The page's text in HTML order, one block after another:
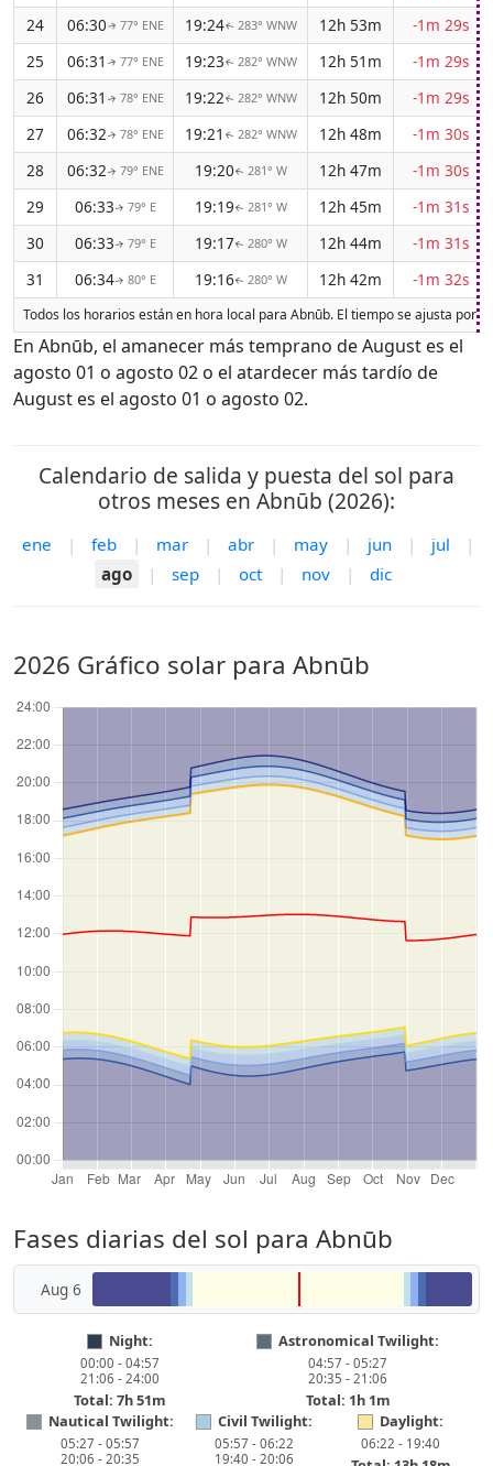
24
06:30↑ 77° ENE 19:24↑ 283° WNW 12h 53m
-1m 29s
25
06:31 ↑ 77° ENE 19:23↑ 282° WNW 12h 51m
-1m 29s
26
06:31 ↑ 78° ENE 19:22↑ 282° WNW 12h 50m
-1m 29s
27
06:32↑ 78° ENE 19:21 ↑ 282° WNW 12h 48m
-1m 30s
28
06:32↑ 79° ENE 19:20↑ 281° W 12h 47m
-1m 30s
29
06:33↑ 79° E 19:19↑ 281° W 12h 45m
-1m 31s
30
06:33↑ 79° E 19:17↑ 280° W 12h 44m
-1m 31s
31
06:34↑ 80° E 19:16↑ 280° W 12h 42m -1m 32s
Todos los horarios están en hora local para Abnūb. El tiempo se ajusta por
En Abnūb, el amanecer más temprano de August es el
agosto 01 o agosto 02 o el atardecer más tardío de
August es el agosto 01 o agosto 02.
Calendario de salida y puesta del sol para
otros meses en Abnūb (2026):
ene | feb | mar | abr | may | jun | jul
|
ago
| sep | oct | nov | dic
2026 Gráfico solar para Abnūb
Fases diarias del sol para Abnūb
Aug 6
Night:
00:00 - 04:57
21:06 - 24:00
Total: 7h 51m
Astronomical Twilight:
04:57 - 05:27
20:35 - 21:06
Total: 1h 1m
Nautical Twilight:
05:27 - 05:57
20:06 - 20:35
Civil Twilight:
05:57 - 06:22
19:40 - 20:06
Daylight:
06:22 - 19:40